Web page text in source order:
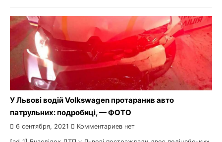
У Львові водій Volkswagen протаранив авто
патрульних: подробиці, — ФОТО
6 сентября, 2021 Комментариев нет